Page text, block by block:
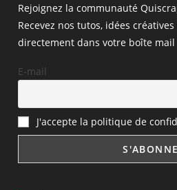
Rejoignez la communauté
Recevez nos tutos, idées
directement dans votre boîte mail
E-mail
J'accepte la politique de